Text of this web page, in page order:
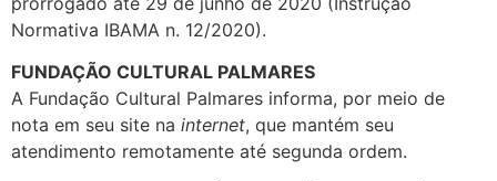
Normativa IBAMA n. 12/2020).
FUNDAÇÃO CULTURAL PALMARES
A Fundação Cultural Palmares informa, por meio de
nota em seu site na internet, que mantém seu
atendimento remotamente até segunda ordem.